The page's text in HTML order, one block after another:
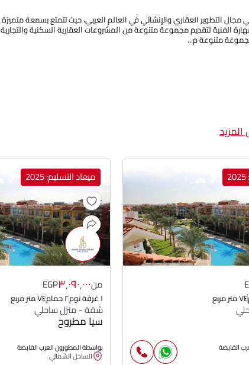
مجال التطوير العقاري والإنشائي في العالم العربي، حيث تتمتع بسمعة متميزة
الفنية لتقديم مجموعة متنوعة من المشروعات العقارية السكنية والتجارية
متنوعة م...
٧٤ متر مربع
القابضة
ميعاد التسليم: 2025
من٣٬٠٩٠٬٠٠٠EGP
١ غرفة نوم ٢ حمام ٧٤ متر مربع
شقة - منزل ساحلي
سيا مطروح
بواسطة المطورون العرب القابضة
الساحل الشمالي